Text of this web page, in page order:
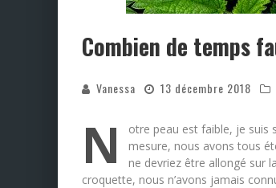
Combien de temps
Vanessa 13 décembre 2018
N
otre peau est faible, je suis
mesure, nous avons tous
ne devriez être allongé sur
croquette, nous n’avons jamais